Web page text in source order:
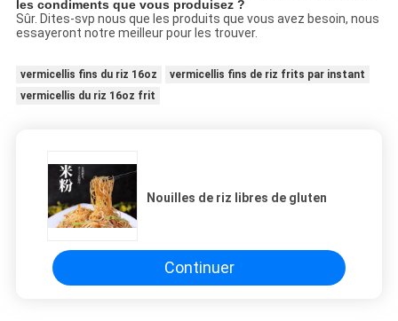
les condiments que vous produisez ?
Sûr. Dites-svp nous que les produits que vous avez besoin, nous
essayeront notre meilleur pour les trouver.
vermicellis fins du riz 16oz
vermicellis fins de riz frits par instant
vermicellis du riz 16oz frit
Nouilles de riz libres de gluten
Continuer